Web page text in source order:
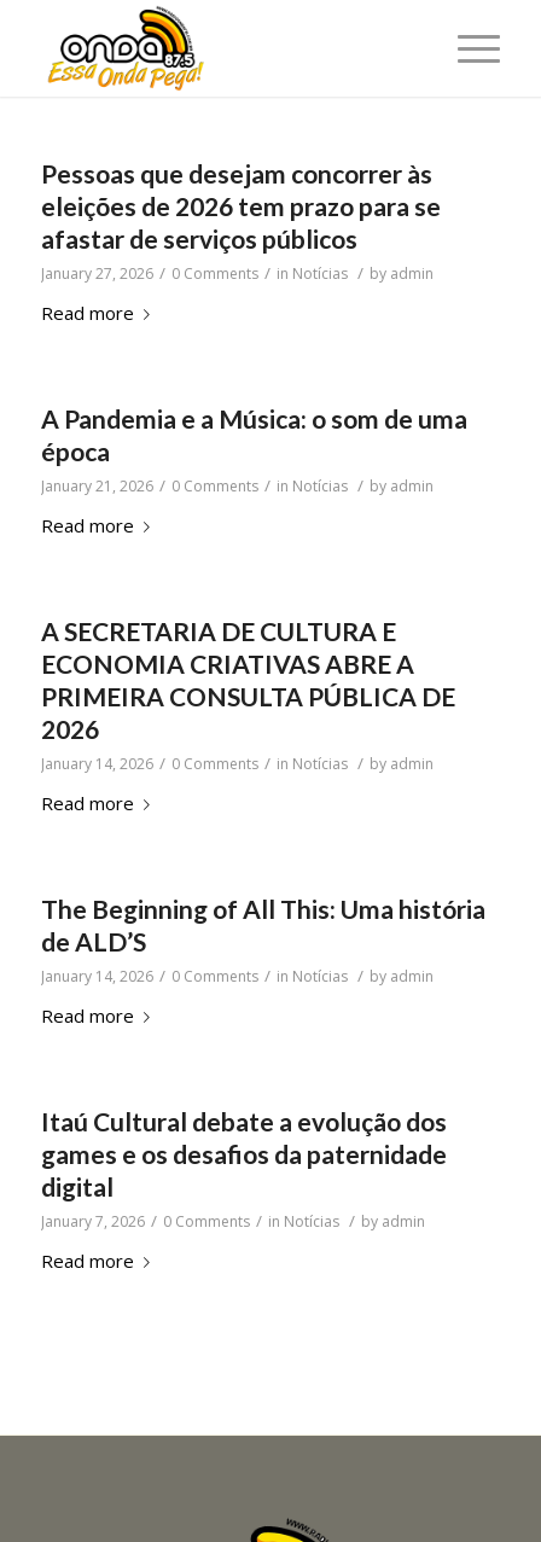
Pessoas que desejam concorrer às
eleições de 2026 tem prazo para se
afastar de serviços públicos
January 27, 2026 / 0 Comments / in Notícias / by admin
Read more
A Pandemia e a Música: o som de uma
época
January 21, 2026 / 0 Comments / in Notícias / by admin
Read more
A SECRETARIA DE CULTURA E
ECONOMIA CRIATIVAS ABRE A
PRIMEIRA CONSULTA PÚBLICA DE
2026
January 14, 2026 / 0 Comments / in Notícias / by admin
Read more
The Beginning of All This: Uma história
de ALD’S
January 14, 2026 / 0 Comments / in Notícias / by admin
Read more
Itaú Cultural debate a evolução dos
games e os desafios da paternidade
digital
January 7, 2026 / 0 Comments / in Notícias / by admin
Read more